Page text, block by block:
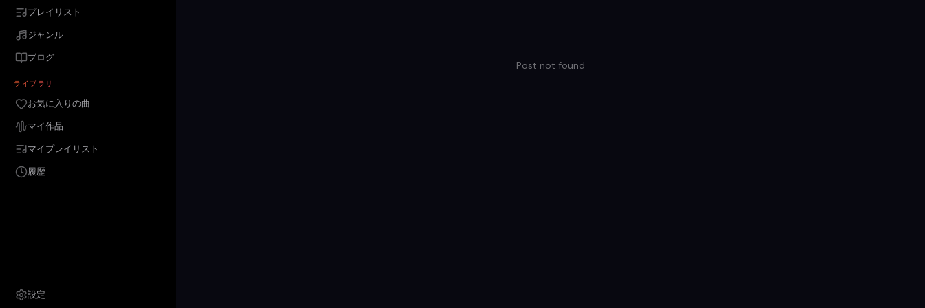
プレイリスト
ジャンル
ブログ
ライブラリ
お気に入りの曲
マイ作品
マイプレイリスト
履歴
設定
Post not found